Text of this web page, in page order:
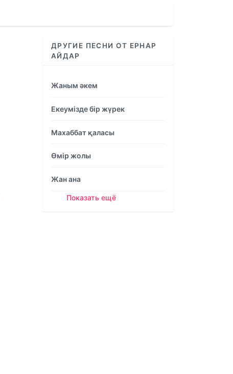
ДРУГИЕ ПЕСНИ ОТ ЕРНАР
АЙДАР
Жаным әкем
Екеумізде бір жүрек
Махаббат қаласы
Өмір жолы
Жан ана
Показать ещё